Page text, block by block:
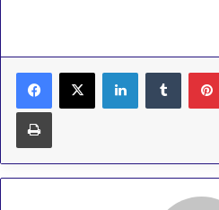
LinkedinTumblr
Imprimer